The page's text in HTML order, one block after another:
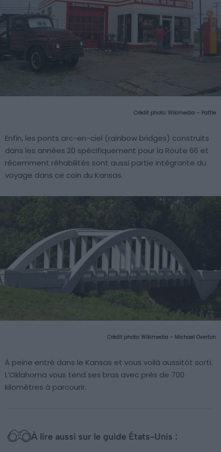
Crédit photo: Wikimedia – Pattie
Enfin, les ponts arc-en-ciel (rainbow bridges) construits
dans les années 20 spécifiquement pour la Route 66 et
récemment réhabilités sont aussi partie intégrante du
voyage dans ce coin du Kansas.
Crédit photo: Wikimedia – Michael Overton
À peine entré dans le Kansas et vous voilà aussitôt sorti.
L’Oklahoma vous tend ses bras avec près de 700
kilomètres à parcourir.
À lire aussi sur le guide États-Unis :